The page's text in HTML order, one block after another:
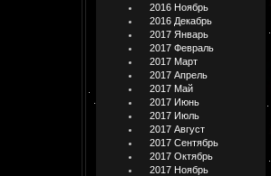
2016 Ноябрь
2016 Декабрь
2017 Январь
2017 Февраль
2017 Март
2017 Апрель
2017 Май
2017 Июнь
2017 Июль
2017 Август
2017 Сентябрь
2017 Октябрь
2017 Ноябрь